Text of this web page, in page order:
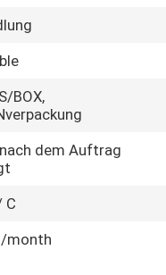
BOX,
dem Auftrag
C
/month